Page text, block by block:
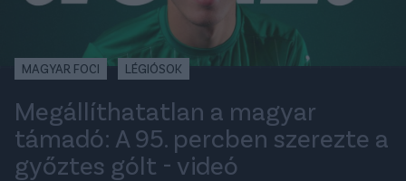
MAGYAR FOCI LÉGIÓSOK
Megállíthatatlan a magyar
támadó: A 95. percben szerezte a
győztes gólt - videó